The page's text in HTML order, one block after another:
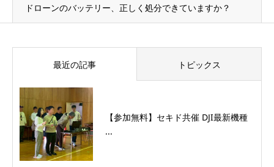
ドローンのバッテリー、正しく処分できていますか？
最近の記事 トピックス
【参加無料】セキド共催 DJI最新機種
...